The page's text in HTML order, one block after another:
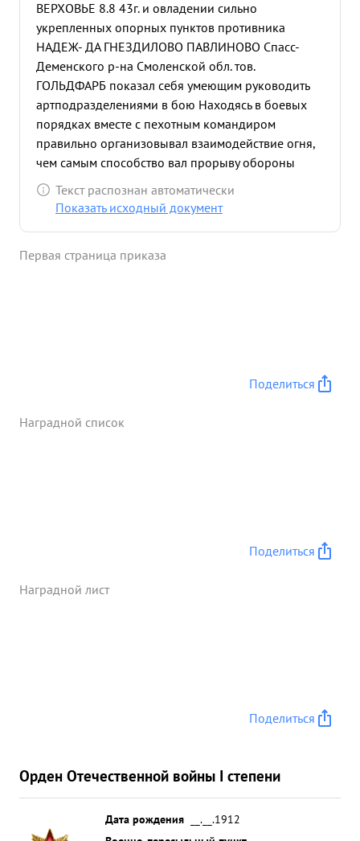
ВЕРХОВЬЕ 8.8 43г. и овладении сильно
укрепленных опорных пунктов противника
НАДЕЖ- ДА ГНЕЗДИЛОВО ПАВЛИНОВО Спасс-
Деменского р-на Смоленской обл. тов.
ГОЛЬДФАРБ показал себя умеющим руководить
артподразделениями в бою Находясь в боевых
порядках вместе с пехотным командиром
правильно организовывал взаимодействие огня,
чем самым способство вал прорыву обороны
занятию опорных пунктов противника и успешно
му продвижению За вперед частей дивизии 15.8
солдат и офицеров противника подавлено:
Текст распознан автоматически
Показать исходный документ
Первая страница приказа
Поделиться
Наградной список
Поделиться
Наградной лист
Поделиться
Орден Отечественной войны I степени
Дата рождения
__.__.1912